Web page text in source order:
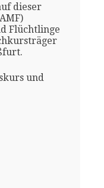
dieser
Flüchtlinge
und